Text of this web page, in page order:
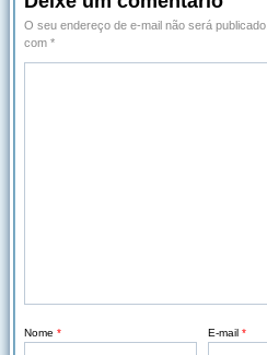
O seu endereço de e-mail não será publicado.
com *
Nome * E-mail *